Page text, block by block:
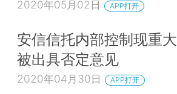
2020年05月02日 APP打开
安信信托内部控制现重
被出具否定意见
2020年04月30日 APP打开